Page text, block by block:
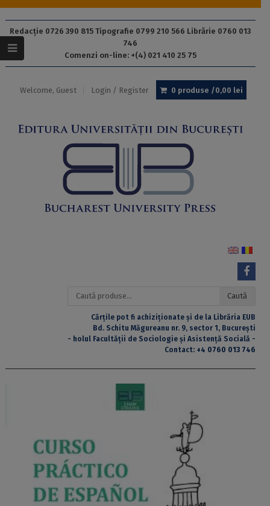
Redacție 0726 390 815 Tipografie 0799 210 566 Librărie 0760 013
746
Comenzi on-line: +(4) 021 410 25 75
Welcome, Guest Login / Register 0 produse /0,00 lei
Caută
Caută
Cărțile pot fi achiziționate și de la Librăria EUB
Bd. Schitu Măgureanu nr. 9, sector 1, București
- holul Facultății de Sociologie și Asistență Socială -
Contact: +4 0760 013 746